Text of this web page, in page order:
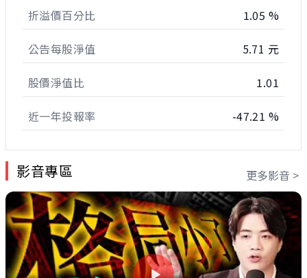
折溢價百分比 1.05 %
公告每股淨值 5.71 元
股價淨值比 1.01
近一年投報率 -47.21 %
影音專區 更多影音 >